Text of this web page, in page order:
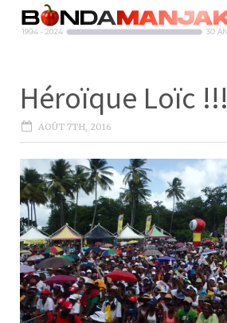
Héroïque Loïc !!!
AOÛT 7TH, 2016